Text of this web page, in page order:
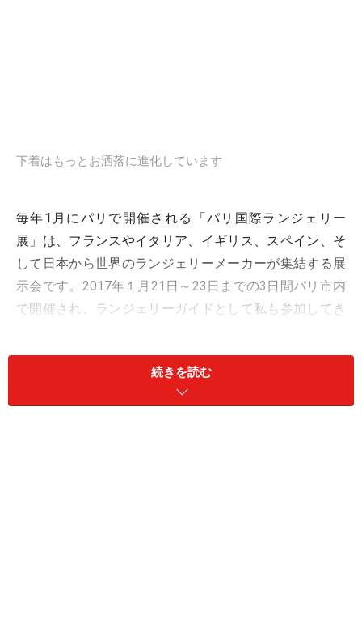
下着はもっとお洒落に進化しています
毎年1月にパリで開催される「パリ国際ランジェリー
展」は、フランスやイタリア、イギリス、スペイン、そ
して日本から世界のランジェリーメーカーが集結する展
示会です。2017年１月21日～23日までの3日間パリ市内
で開催され、ランジェリーガイドとして私も参加してき
伝えします。
続きを読む